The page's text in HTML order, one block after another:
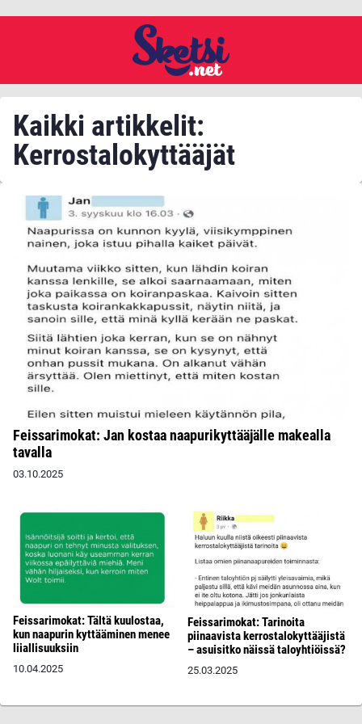
Kaikki artikkelit:
Kerrostalokyttääjät
Feissarimokat: Jan kostaa naapurikyttääjälle makealla
tavalla
03.10.2025
Feissarimokat: Tältä kuulostaa,
kun naapurin kyttääminen menee
liiallisuuksiin
10.04.2025
Feissarimokat: Tarinoita
piinaavista kerrostalokyttääjistä
– asuisitko näissä taloyhtiöissä?
25.03.2025